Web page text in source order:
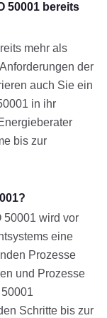
50001 bereits
mehr als
der
auch Sie ein
in ihr
bis zur
50001 wird vor
eine
Prozesse
und Prozesse
Schritte bis zur